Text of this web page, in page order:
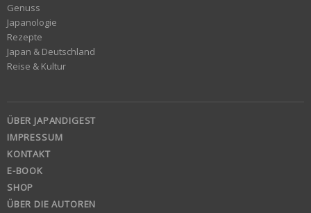
Genuss
Japanologie
Rezepte
Japan & Deutschland
Reise & Kultur
ÜBER JAPANDIGEST
IMPRESSUM
KONTAKT
E-BOOK
SHOP
ÜBER DIE AUTOREN